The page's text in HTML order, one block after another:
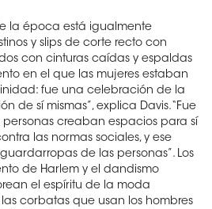
la época está igualmente
y slips de corte recto con
con cinturas caídas y espaldas
en el que las mujeres estaban
fue una celebración de la
de sí mismas”, explica Davis. “Fue
creaban espacios para sí
las normas sociales, y ese
de las personas”. Los
de Harlem y el dandismo
el espíritu de la moda
corbatas que usan los hombres